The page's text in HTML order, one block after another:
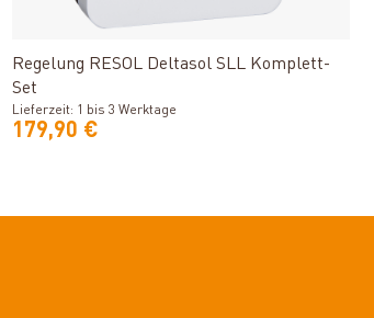
Produkt ansehen
Regelung RESOL Deltasol SLL Komplett-
Set
Lieferzeit: 1 bis 3 Werktage
179,90 €